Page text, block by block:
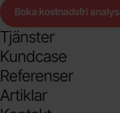
Boka kostnadsfri analys
Tjänster
Kundcase
Referenser
Artiklar